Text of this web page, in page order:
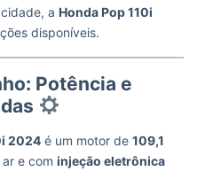
a Honda Pop 110i
disponíveis.
Potência e
2024 é um motor de 109,1
e com injeção eletrônica